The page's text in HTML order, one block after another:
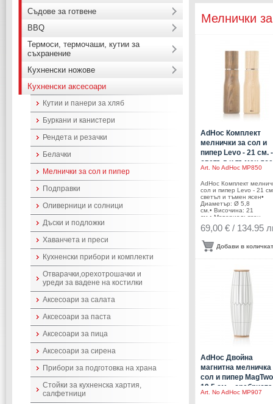
Мелнички
AdHoc Комплект
мелнички за сол и
пипер Levo - 21 см. -
светъл и тъмен
Art. NoAdHoc MP850
AdHoc Комплект
сол и пипер Levo - 21
светъл и тъмен ясен•
Диаметър: Ø 5,8
см.• Височина: 21
см.• Материал: ясен,
керамика,
стомана• Механизъм:
Цвят: светло и тъмно
Безстепенно
използвайте
различни от сол и
пипер продукти!!!
69,00 € / 134.95
Добави в
AdHoc Двойна
магнитна мелничка
сол и пипер
19,5 см. - сребриста
Art. NoAdHoc MP907
Съдове за готвене
BBQ
Термоси, термочаши, кутии за
съхранение
Кухненски ножове
Кухненски аксесоари
Кутии и панери за хляб
Буркани и канистери
Рендета и резачки
Белачки
Мелнички за сол и пипер
Подправки
Оливерници и солници
Дъски и подложки
Хаванчета и преси
Кухненски прибори и комплекти
Отварачки,орехотрошачки и
уреди за вадене на костилки
Аксесоари за салата
Аксесоари за паста
Аксесоари за пица
Аксесоари за сирена
Прибори за подготовка на храна
Стойки за кухненска хартия,
салфетници